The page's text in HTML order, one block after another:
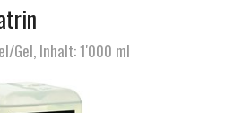
Gel, Inhalt: 1'000 ml